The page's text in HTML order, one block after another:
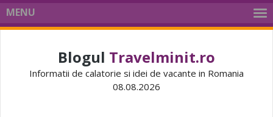
MENU
Blogul Travelminit.ro
Informatii de calatorie si idei de vacante in Romania
08.08.2026